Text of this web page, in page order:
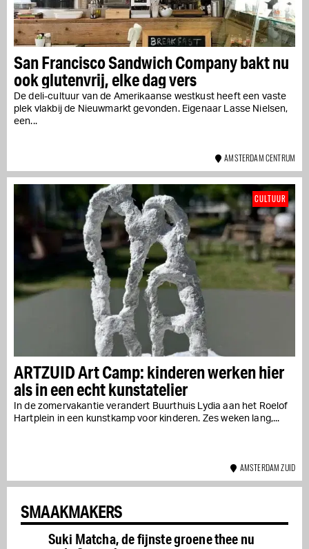
San Francisco Sandwich Company bakt nu
ook glutenvrij, elke dag vers
De deli-cultuur van de Amerikaanse westkust heeft een vaste
plek vlakbij de Nieuwmarkt gevonden. Eigenaar Lasse Nielsen,
een...
AMSTERDAM CENTRUM
ARTZUID Art Camp: kinderen werken hier
als in een echt kunstatelier
In de zomervakantie verandert Buurthuis Lydia aan het Roelof
Hartplein in een kunstkamp voor kinderen. Zes weken lang,...
CULTUUR
AMSTERDAM ZUID
SMAAKMAKERS
Suki Matcha, de fijnste groene thee nu